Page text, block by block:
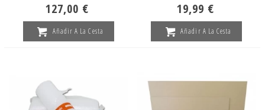
127,00 €
Añadir A La Cesta
19,99 €
Añadir A La Cesta